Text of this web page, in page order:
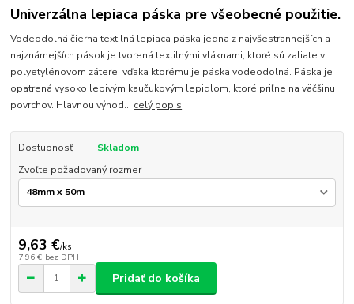
Univerzálna lepiaca páska pre všeobecné použitie.
Vodeodolná čierna textilná lepiaca páska jedna z najvšestrannejších a
najznámejších pások je tvorená textilnými vláknami, ktoré sú zaliate v
polyetylénovom zátere, vďaka ktorému je páska vodeodolná. Páska je
opatrená vysoko lepivým kaučukovým lepidlom, ktoré priľne na väčšinu
povrchov. Hlavnou výhod... celý popis
Dostupnosť
Skladom
Zvoľte požadovaný rozmer
9,63 €/ks
7,96 € bez DPH
Pridať do košíka